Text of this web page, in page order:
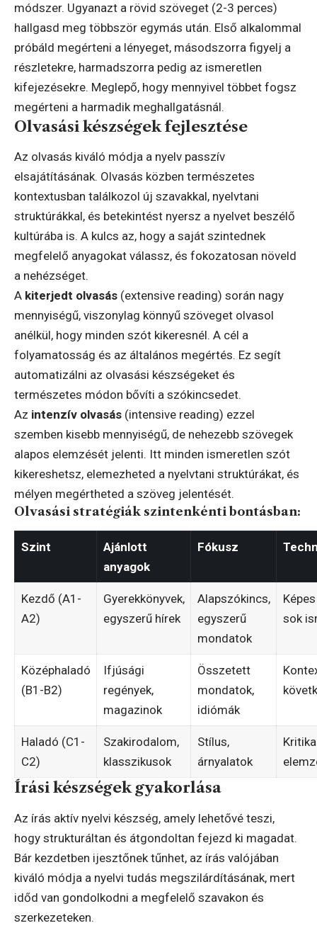
módszer. Ugyanazt a rövid szöveget (2-3 perces)
hallgasd meg többször egymás után. Első alkalommal
próbáld megérteni a lényeget, másodszorra figyelj a
részletekre, harmadszorra pedig az ismeretlen
kifejezésekre. Meglepő, hogy mennyivel többet fogsz
megérteni a harmadik meghallgatásnál.
Olvasási készségek fejlesztése
Az olvasás kiváló módja a nyelv passzív
elsajátításának. Olvasás közben természetes
kontextusban találkozol új szavakkal, nyelvtani
struktúrákkal, és betekintést nyersz a nyelvet beszélő
kultúrába is. A kulcs az, hogy a saját szintednek
megfelelő anyagokat válassz, és fokozatosan növeld
a nehézséget.
A kiterjedt olvasás (extensive reading) során nagy
mennyiségű, viszonylag könnyű szöveget olvasol
anélkül, hogy minden szót kikeresnél. A cél a
folyamatosság és az általános megértés. Ez segít
automatizálni az olvasási készségeket és
természetes módon bővíti a szókincsedet.
Az intenzív olvasás (intensive reading) ezzel
szemben kisebb mennyiségű, de nehezebb szövegek
alapos elemzését jelenti. Itt minden ismeretlen szót
kikereshetsz, elemezheted a nyelvtani struktúrákat, és
mélyen megértheted a szöveg jelentését.
Olvasási stratégiák szintenkénti bontásban:
Szint
Ajánlott
anyagok
Fókusz
Kezdő (A1-
A2)
Gyerekkönyvek,
egyszerű hírek
Alapszókincs,
egyszerű
mondatok
sok
Középhaladó
(B1-B2)
Ifjúsági
regények,
magazinok
Összetett
mondatok,
idiómák
Haladó (C1-
C2)
Szakirodalom,
klasszikusok
Stílus,
árnyalatok
Írási készségek gyakorlása
Az írás aktív nyelvi készség, amely lehetővé teszi,
hogy strukturáltan és átgondoltan fejezd ki magadat.
Bár kezdetben ijesztőnek tűnhet, az írás valójában
kiváló módja a nyelvi tudás megszilárdításának, mert
időd van gondolkodni a megfelelő szavakon és
szerkezeteken.